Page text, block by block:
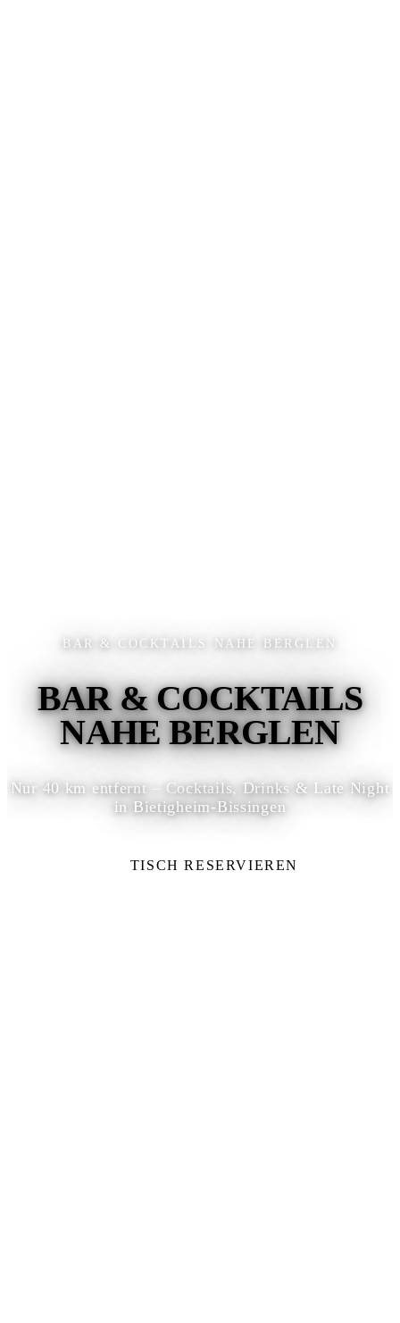
BAR & COCKTAILS NAHE BERGLEN
BAR & COCKTAILS
NAHE BERGLEN
Nur 40 km entfernt – Cocktails, Drinks & Late Night
in Bietigheim-Bissingen
TISCH RESERVIEREN